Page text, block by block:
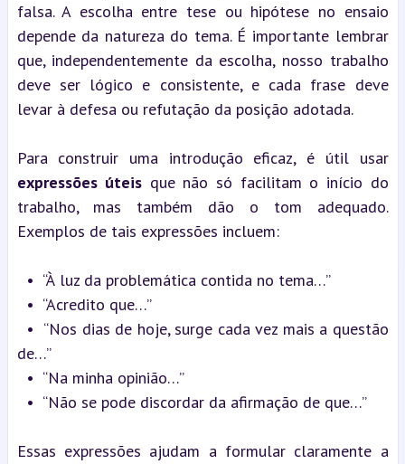
falsa. A escolha entre tese ou hipótese no ensaio
depende da natureza do tema. É importante lembrar
que, independentemente da escolha, nosso trabalho
deve ser lógico e consistente, e cada frase deve
levar à defesa ou refutação da posição adotada.
Para construir uma introdução eficaz, é útil usar
expressões úteis que não só facilitam o início do
trabalho, mas também dão o tom adequado.
Exemplos de tais expressões incluem:
•  “À luz da problemática contida no tema…”
•  “Acredito que…”
•  “Nos dias de hoje, surge cada vez mais a questão
de…”
•  “Na minha opinião…”
•  “Não se pode discordar da afirmação de que…”
Essas expressões ajudam a formular claramente a